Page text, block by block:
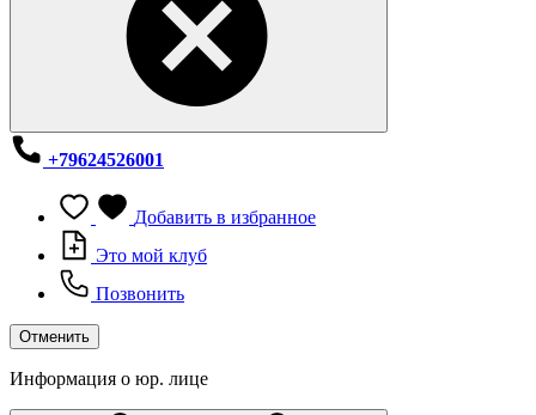
+79624526001
Добавить в избранное
Это мой клуб
Позвонить
Отменить
Информация о юр. лице